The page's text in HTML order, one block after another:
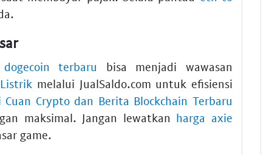
terbaru bisa menjadi wawasan
melalui JualSaldo.com untuk efisiensi
Cuan Crypto dan Berita Blockchain Terbaru
maksimal. Jangan lewatkan harga axie
game.